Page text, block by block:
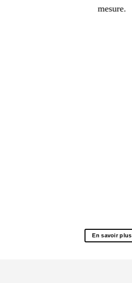
mesure.
En savoir plus